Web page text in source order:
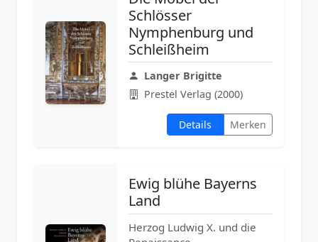
Schlösser
Nymphenburg und
Schleißheim
Langer Brigitte
Prestel Verlag (2000)
Details Merken
Ewig blühe Bayerns
Land
Herzog Ludwig X. und die